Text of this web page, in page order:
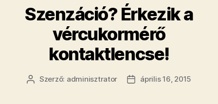
Szenzáció? Érkezik a
vércukormérő
kontaktlencse!
Bejegyzés
Szerző: adminisztrator
Bejegyzés
április 16, 2015